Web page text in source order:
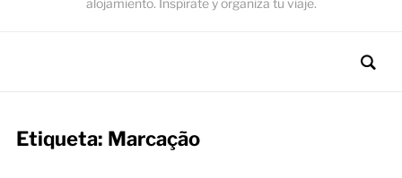
alojamiento. Inspírate y organiza tu viaje.
Etiqueta: Marcação